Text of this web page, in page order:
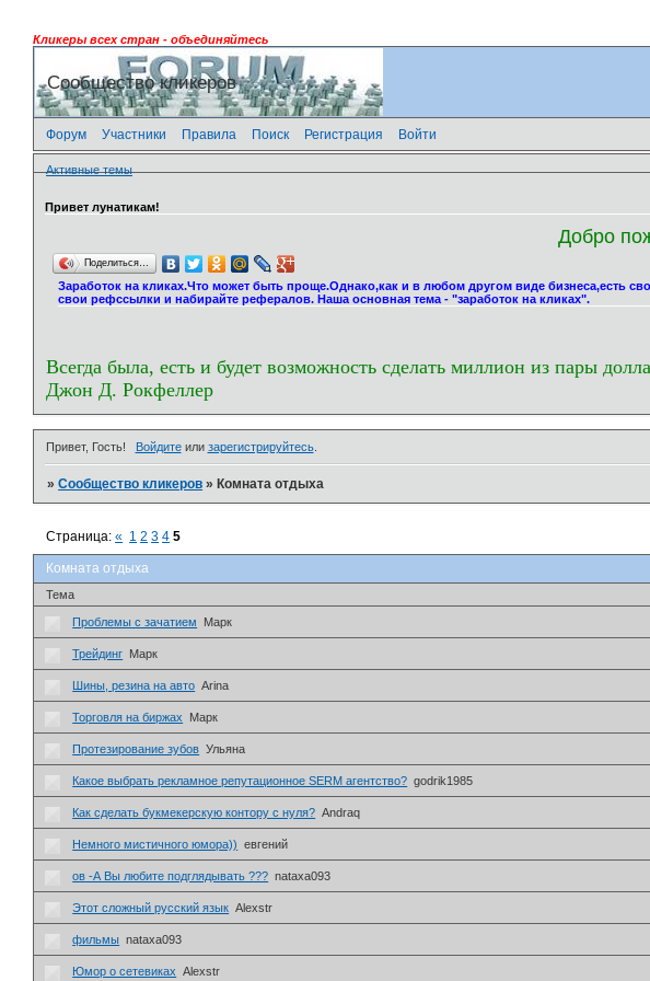
Кликеры всех стран - объединяйтесь
Сообщество кликеров
Форум Участники Правила Поиск Регистрация Войти
Активные темы
Привет лунатикам!
Добро
Поделиться…
Заработок на кликах.Что может быть проще.Однако,как и в любом другом виде бизнеса,есть
свои рефссылки и набирайте рефералов. Наша основная тема - "заработок на кликах".
Всегда была, есть и будет возможность сделать миллион из пары
Джон Д. Рокфеллер
Привет, Гость! Войдитеили зарегистрируйтесь.
»Сообщество кликеров » Комната отдыха
Комната отдыха
Страница:« 1 2 3 4 5
Тема
Проблемы с зачатием Марк
Трейдинг Марк
Шины, резина на авто Arina
Торговля на биржах Марк
Протезирование зубов Ульяна
Какое выбрать рекламное репутационное SERM агентство? godrik1985
Как сделать букмекерскую контору с нуля? Andraq
Немного мистичного юмора)) евгений
ов -А Вы любите подглядывать ??? nataxa093
Этот сложный русский язык Alexstr
фильмы nataxa093
Юмор о сетевиках Alexstr